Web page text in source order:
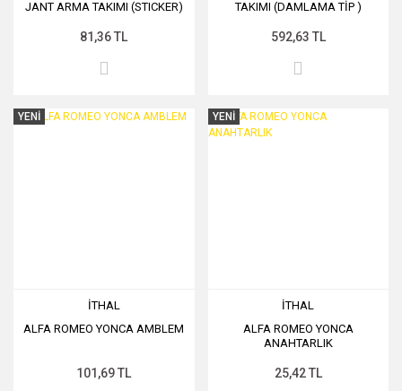
JANT ARMA TAKIMI (STICKER)
81,36 TL
TAKIMI (DAMLAMA TİP )
592,63 TL
YENİ
İTHAL
ALFA ROMEO YONCA AMBLEM
101,69 TL
YENİ
İTHAL
ALFA ROMEO YONCA
ANAHTARLIK
25,42 TL